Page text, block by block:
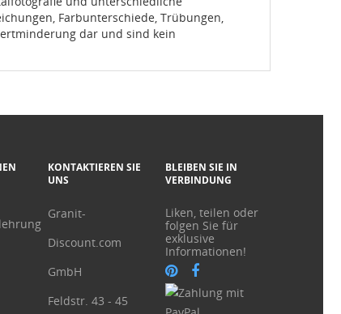
Farbunterschiede, Trübungen,
dar und sind kein
KONTAKTIEREN SIE
UNS
Granit-
Discount.com
GmbH
Feldstr. 43 - 45
BLEIBEN SIE IN
VERBINDUNG
Liken, teilen oder
folgen Sie für
exklusive
Informationen!